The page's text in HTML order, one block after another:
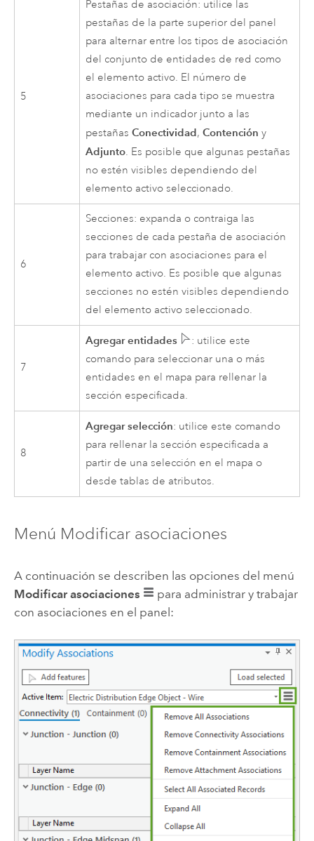
5
Pestañas de asociación: utilice las
pestañas de la parte superior del panel
para alternar entre los tipos de asociación
del conjunto de entidades de red como
el elemento activo. El número de
asociaciones para cada tipo se muestra
mediante un indicador junto a las
pestañasConectividad,Contención y
Adjunto. Es posible que algunas pestañas
no estén visibles dependiendo del
elemento activo seleccionado.
6
Secciones: expanda o contraiga las
secciones de cada pestaña de asociación
para trabajar con asociaciones para el
elemento activo. Es posible que algunas
secciones no estén visibles dependiendo
del elemento activo seleccionado.
7
Agregar entidades
: utilice este
comando para seleccionar una o más
entidades en el mapa para rellenar la
sección especificada.
8
Agregar selección: utilice este comando
para rellenar la sección especificada a
partir de una selección en el mapa o
desde tablas de atributos.
Menú Modificar asociaciones
A continuación se describen las opciones del menú
Modificar asociaciones
para administrar y trabajar
con asociaciones en el panel: